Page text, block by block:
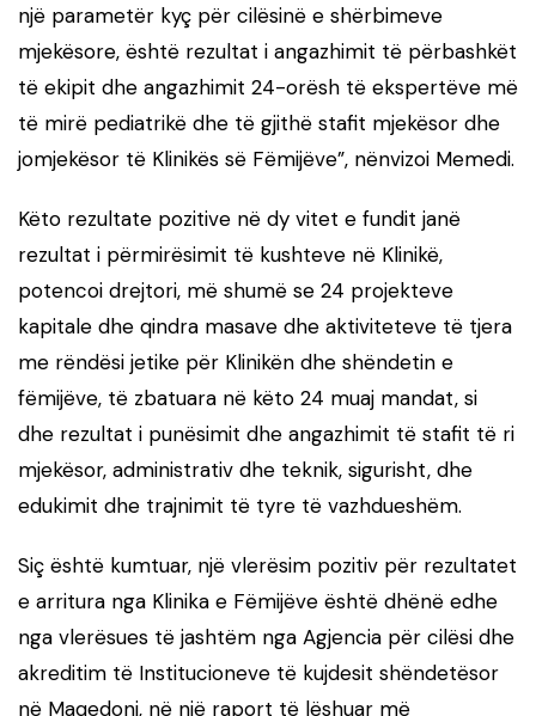
një parametër kyç për cilësinë e shërbimeve
mjekësore, është rezultat i angazhimit të përbashkët
të ekipit dhe angazhimit 24-orësh të ekspertëve më
të mirë pediatrikë dhe të gjithë stafit mjekësor dhe
jomjekësor të Klinikës së Fëmijëve”, nënvizoi Memedi.
Këto rezultate pozitive në dy vitet e fundit janë
rezultat i përmirësimit të kushteve në Klinikë,
potencoi drejtori, më shumë se 24 projekteve
kapitale dhe qindra masave dhe aktiviteteve të tjera
me rëndësi jetike për Klinikën dhe shëndetin e
fëmijëve, të zbatuara në këto 24 muaj mandat, si
dhe rezultat i punësimit dhe angazhimit të stafit të ri
mjekësor, administrativ dhe teknik, sigurisht, dhe
edukimit dhe trajnimit të tyre të vazhdueshëm.
Siç është kumtuar, një vlerësim pozitiv për rezultatet
e arritura nga Klinika e Fëmijëve është dhënë edhe
nga vlerësues të jashtëm nga Agjencia për cilësi dhe
akreditim të Institucioneve të kujdesit shëndetësor
në Maqedoni, në një raport të lëshuar më